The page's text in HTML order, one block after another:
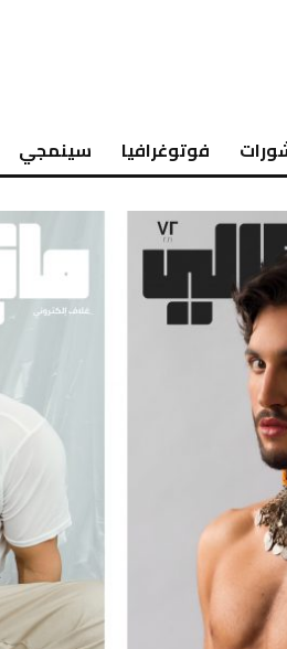
فوتوغرافيا سينمجي